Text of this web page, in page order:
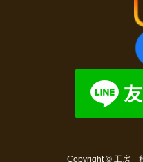
Copyright © 工房